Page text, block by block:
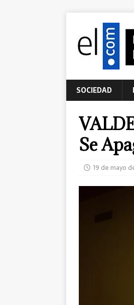
SOCIEDAD
Se
19 de mayo